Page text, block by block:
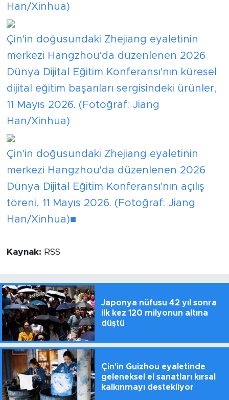
Han/Xinhua)
Çin'in doğusundaki Zhejiang eyaletinin
merkezi Hangzhou'da düzenlenen 2026
Dünya Dijital Eğitim Konferansı'nın küresel
dijital eğitim başarıları sergisindeki ürünler,
11 Mayıs 2026. (Fotoğraf: Jiang
Han/Xinhua)
Çin'in doğusundaki Zhejiang eyaletinin
merkezi Hangzhou'da düzenlenen 2026
Dünya Dijital Eğitim Konferansı'nın açılış
töreni, 11 Mayıs 2026. (Fotoğraf: Jiang
Han/Xinhua)■
Kaynak: RSS
Japonya nüfusu 42 yıl sonra
ilk kez 120 milyonun altına
düştü
Çin'in Guizhou eyaletinde
geleneksel el sanatları kırsal
kalkınmayı destekliyor